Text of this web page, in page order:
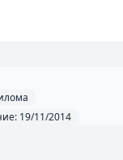
19/11/2014